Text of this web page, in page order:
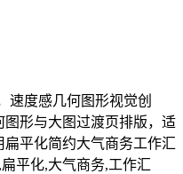
速度感几何图形视觉创
形与大图过渡页排版，适
平化简约大气商务工作汇
平化,大气商务,工作汇